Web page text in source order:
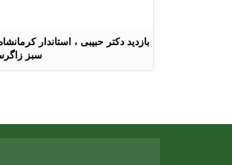
بازدید دکتر حبیبی ، استاندار
سبز